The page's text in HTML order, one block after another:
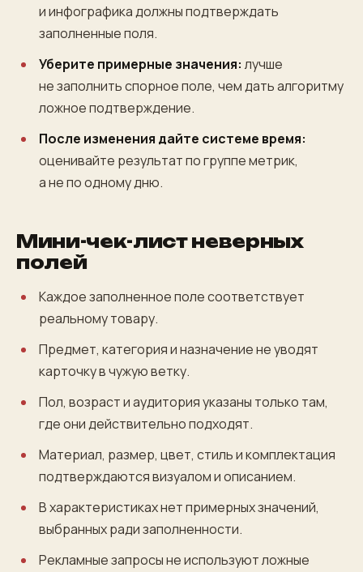
и инфографика должны подтверждать
заполненные поля.
Уберите примерные значения: лучше
не заполнить спорное поле, чем дать алгоритму
ложное подтверждение.
После изменения дайте системе время:
оценивайте результат по группе метрик,
а не по одному дню.
Мини-чек-лист неверных
полей
Каждое заполненное поле соответствует
реальному товару.
Предмет, категория и назначение не уводят
карточку в чужую ветку.
Пол, возраст и аудитория указаны только там,
где они действительно подходят.
Материал, размер, цвет, стиль и комплектация
подтверждаются визуалом и описанием.
В характеристиках нет примерных значений,
выбранных ради заполненности.
Рекламные запросы не используют ложные